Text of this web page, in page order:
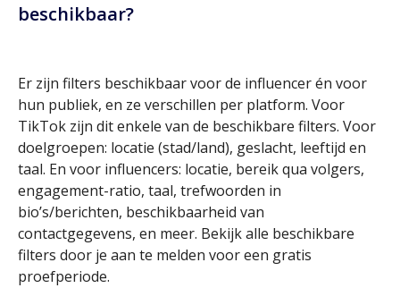
beschikbaar?
Er zijn filters beschikbaar voor de influencer én voor
hun publiek, en ze verschillen per platform. Voor
TikTok zijn dit enkele van de beschikbare filters. Voor
doelgroepen: locatie (stad/land), geslacht, leeftijd en
taal. En voor influencers: locatie, bereik qua volgers,
engagement-ratio, taal, trefwoorden in
bio’s/berichten, beschikbaarheid van
contactgegevens, en meer. Bekijk alle beschikbare
filters door je aan te melden voor een gratis
proefperiode.